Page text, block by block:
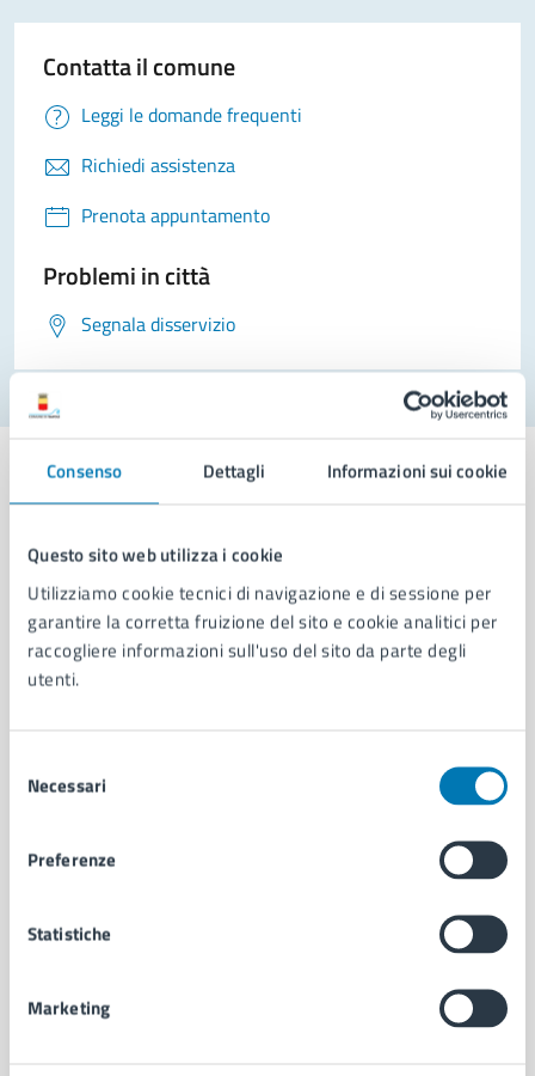
Consenso Dettagli Informazioni sui cookie
Questo sito web utilizza i cookie
Utilizziamo cookie tecnici di navigazione e di sessione per
garantire la corretta fruizione del sito e cookie analitici per
raccogliere informazioni sull'uso del sito da parte degli
utenti.
delNecessari
Preferenze
Statistiche
Marketing
Contatta il comune
Leggi le domande frequenti
Richiedi assistenza
Prenota appuntamento
Problemi in città
Segnala disservizio
Comune di Napoli
AMMINISTRAZIONE
Aree amministrative
Organi di governo
Enti e fondazioni
Documenti e dati
Ambiente